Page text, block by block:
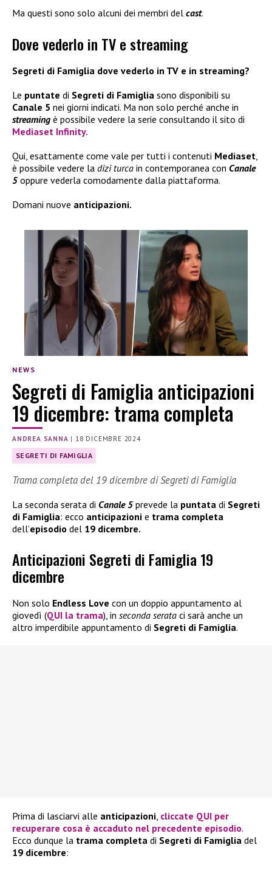
Ma questi sono solo alcuni dei membri del cast.
Dove vederlo in TV e streaming
Segreti di Famiglia dove vederlo in TV e in streaming?
Le puntate di Segreti di Famiglia sono disponibili su
Canale 5 nei giorni indicati. Ma non solo perché anche in
streaming è possibile vedere la serie consultando il sito di
Mediaset Infinity.
Qui, esattamente come vale per tutti i contenuti Mediaset
è possibile vedere la dizi turca in contemporanea con Canale
5 oppure vederla comodamente dalla piattaforma.
Domani nuove anticipazioni.
NEWS
Segreti di Famiglia anticipazioni
19 dicembre: trama completa
ANDREA SANNA | 18 DICEMBRE 2024
SEGRETI DI FAMIGLIA
Trama completa del 19 dicembre di Segreti di Famiglia
La seconda serata di Canale 5 prevede la puntata di Segreti
di Famiglia: ecco anticipazioni e trama completa
dell’episodio del 19 dicembre.
Anticipazioni Segreti di Famiglia 19
dicembre
Non solo Endless Love con un doppio appuntamento al
giovedì (QUI la trama), in seconda serata ci sarà anche un
altro imperdibile appuntamento di Segreti di Famiglia.
Prima di lasciarvi alle anticipazioni, cliccate QUI per
recuperare cosa è accaduto nel precedente episodio.
Ecco dunque la trama completa di Segreti di Famiglia del
19 dicembre: